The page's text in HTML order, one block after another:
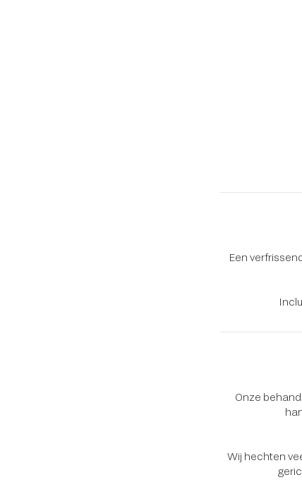
Een
Onze
Wij hechten